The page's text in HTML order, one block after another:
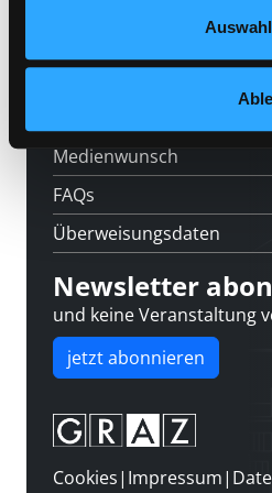
Medienwunsch
FAQs
Überweisungsdaten
Newsletter
und keine Veranstaltung
jetzt abonnieren
Cookies| Impressum|